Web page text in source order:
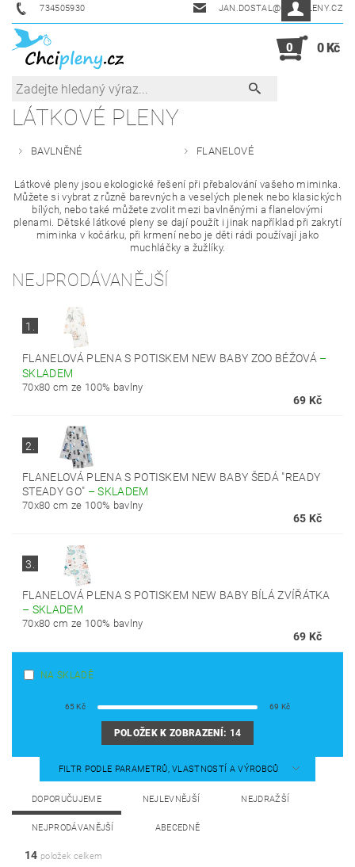
734505930 JAN.DOSTAL@CHCIPLENY.CZ
0 0 Kč
LÁTKOVÉ PLENY
BAVLNĚNÉ FLANELOVÉ
Látkové pleny jsou ekologické řešení při přebalování vašeho miminka.
Můžete si vybrat z různě barevných a veselých plenek nebo klasických
bílých, nebo také můžete zvolit mezi bavlněnými a flanelovými
plenami. Dětské látkové pleny se dají použít i jinak například při zakrytí
miminka v kočárku, při krmení nebo je děti rádi používají jako
muchláčky a žužlíky.
NEJPRODÁVANĚJŠÍ
1.
FLANELOVÁ PLENA S POTISKEM NEW BABY ZOO BÉŽOVÁ –
SKLADEM
70x80 cm ze 100% bavlny
69 Kč
2.
FLANELOVÁ PLENA S POTISKEM NEW BABY ŠEDÁ "READY
STEADY GO" –SKLADEM
70x80 cm ze 100% bavlny
65 Kč
3.
FLANELOVÁ PLENA S POTISKEM NEW BABY BÍLÁ ZVÍŘÁTKA
– SKLADEM
70x80 cm ze 100% bavlny
69 Kč
NA SKLADĚ
65Kč 69 Kč
POLOŽEK K ZOBRAZENÍ: 14
FILTR PODLE PARAMETRŮ, VLASTNOSTÍ A VÝROBCŮ
DOPORUČUJEME NEJLEVNĚJŠÍ NEJDRAŽŠÍ
NEJPRODÁVANĚJŠÍ ABECEDNĚ
14 položek celkem